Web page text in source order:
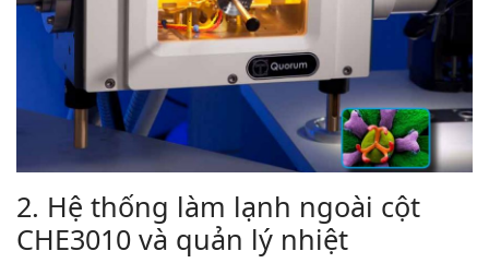
2. Hệ thống làm lạnh ngoài cột
CHE3010 và quản lý nhiệt